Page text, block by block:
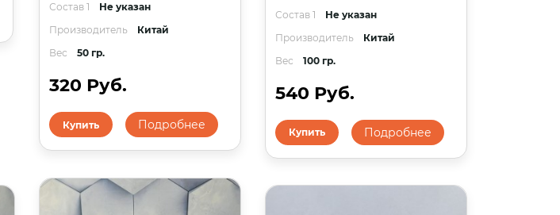
Состав 1
Не указан
Производитель
Китай
Вес
50 гр.
320 Руб.
Купить Подробнее
Состав 1
Не указан
Производитель
Китай
Вес
100 гр.
540 Руб.
Купить Подробнее